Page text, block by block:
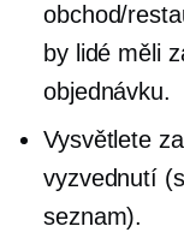
obchod/
by lidé měli
objednávku.
Vysvětlete
vyzvednutí
seznam).